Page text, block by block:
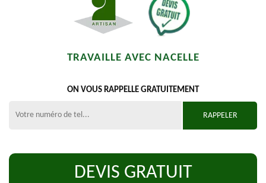
TRAVAILLE AVEC NACELLE
ON VOUS RAPPELLE GRATUITEMENT
DEVIS GRATUIT